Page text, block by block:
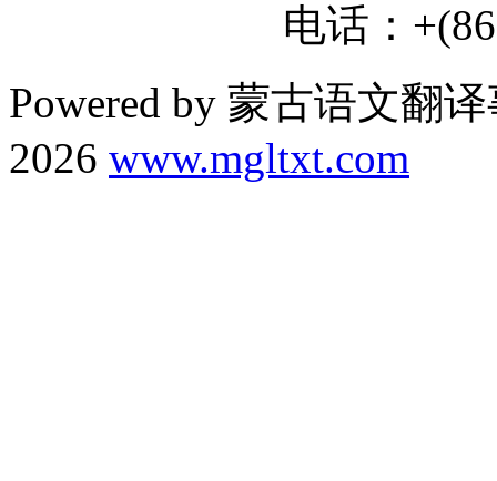
电话：
Powered by 蒙古语文翻
2026 www.mgltxt.com